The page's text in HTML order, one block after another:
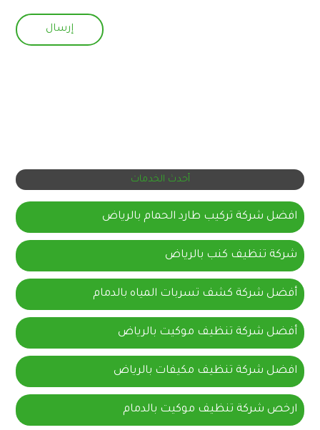
أحدث الخدمات
افضل شركة تركيب طارد الحمام بالرياض
شركة تنظيف كنب بالرياض
أفضل شركة كشف تسربات المياه بالدمام
أفضل شركة تنظيف موكيت بالرياض
افضل شركة تنظيف مكيفات بالرياض
ارخص شركة تنظيف موكيت بالدمام